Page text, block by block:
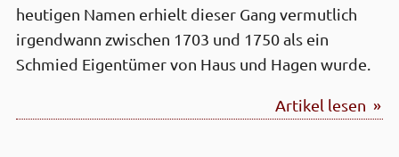
heutigen Namen erhielt dieser Gang vermutlich
irgendwann zwischen 1703 und 1750 als ein
Schmied Eigentümer von Haus und Hagen wurde.
Artikel lesen »